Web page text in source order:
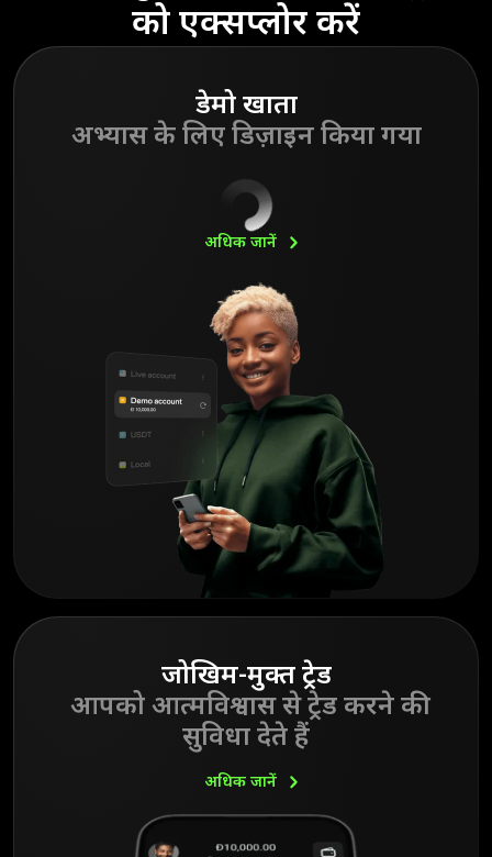
को एक्सप्लोर करें
डेमो खाता
अभ्यास के लिए डिज़ाइन किया गया
अधिक जानें
जोखिम-मुक्त ट्रेड
आपको आत्मविश्वास से ट्रेड करने की
सुविधा देते हैं
अधिक जानें